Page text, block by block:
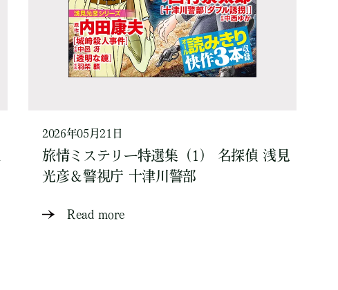
2026年05月21日
旅情ミステリー特選集（1） 名探偵 浅見
光彦＆警視庁 十津川警部
Read more